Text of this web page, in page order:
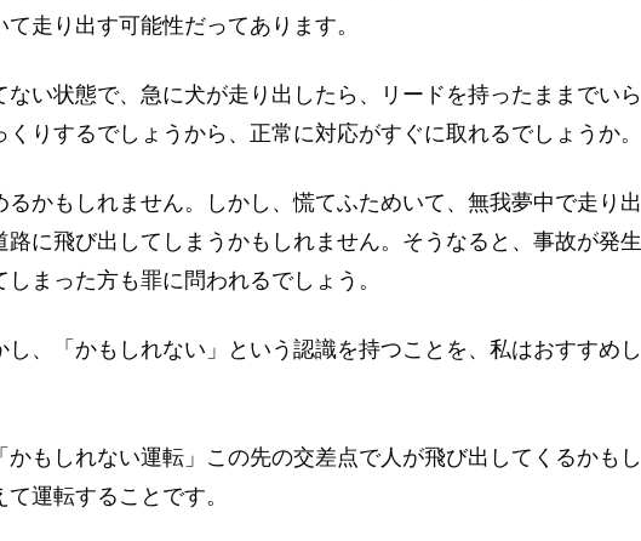
走り出す可能性だってあります。
い状態で、急に犬が走り出したら、リードを持ったままでいら
りするでしょうから、正常に対応がすぐに取れるでしょうか。
かもしれません。しかし、慌てふためいて、無我夢中で走り出
に飛び出してしまうかもしれません。そうなると、事故が発生
まった方も罪に問われるでしょう。
、「かもしれない」という認識を持つことを、私はおすすめし
もしれない運転」この先の交差点で人が飛び出してくるかもし
運転することです。